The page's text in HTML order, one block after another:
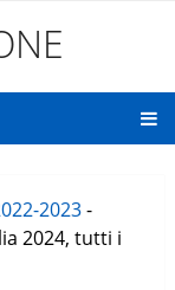
2023-
2024, tutti i